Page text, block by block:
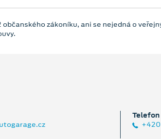
zákoníku, ani se nejedná o
Telefon